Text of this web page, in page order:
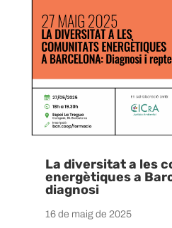
La diversitat a les
energètiques a
diagnosi
16 de maig de 2025